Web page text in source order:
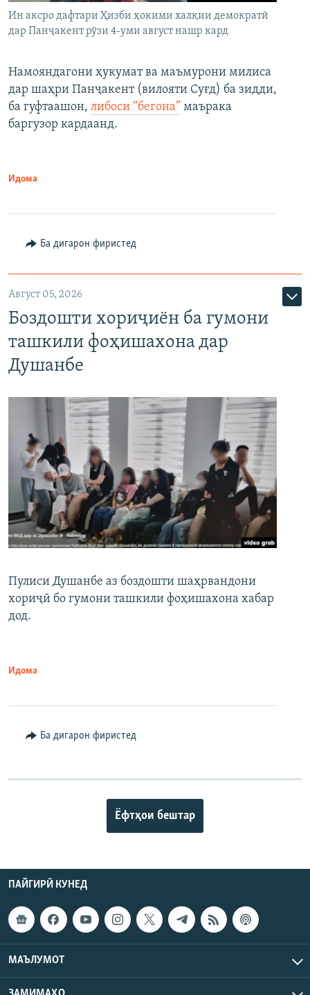
Ин аксро дафтари Ҳизби ҳокими халқии демократӣ
дар Панҷакент рӯзи 4-уми август нашр кард
Намояндагони ҳукумат ва маъмурони милиса
дар шаҳри Панҷакент (вилояти Суғд) ба зидди,
ба гуфтаашон, либоси “бегона” маърака
баргузор кардаанд.
Идома
Ба дигарон фиристед
Август 05, 2026
Боздошти хориҷиён ба гумони
ташкили фоҳишахона дар
Душанбе
Пулиси Душанбе аз боздошти шаҳрвандони
хориҷӣ бо гумони ташкили фоҳишахона хабар
дод.
Идома
Ба дигарон фиристед
Ёфтҳои бештар
ПАЙГИРӢ КУНЕД
МАЪЛУМОТ